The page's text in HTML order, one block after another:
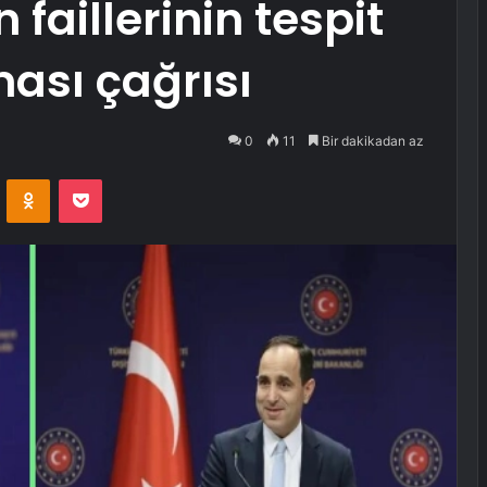
faillerinin tespit
çağrısı
0 11 Bir dakikadan az
Odnoklassniki
Pocket